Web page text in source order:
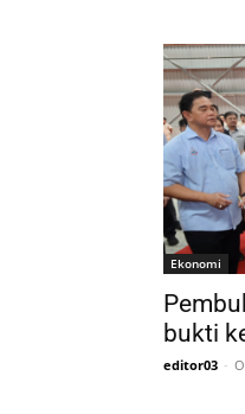
Ekonomi
bukti
editor03 -